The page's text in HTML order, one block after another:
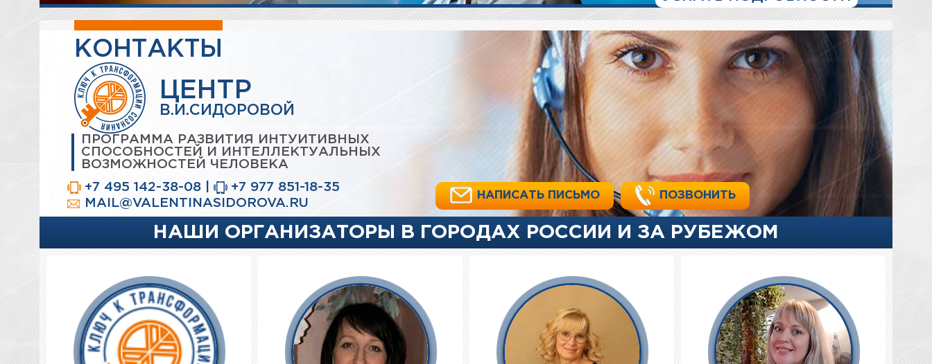
КОНТАКТЫ
ЦЕНТР
В.И.СИДОРОВОЙ
ПРОГРАММА РАЗВИТИЯ ИНТУИТИВНЫХ
СПОСОБНОСТЕЙ И ИНТЕЛЛЕКТУАЛЬНЫХ
ВОЗМОЖНОСТЕЙ ЧЕЛОВЕКА
+7 495 142-38-08
+7 977 851-18-35
MAIL@VALENTINASIDOROVA.RU
НАПИСАТЬ ПИСЬМО ПОЗВОНИТЬ
НАШИ ОРГАНИЗАТОРЫ В ГОРОДАХ РОССИИ И ЗА РУБЕЖОМ